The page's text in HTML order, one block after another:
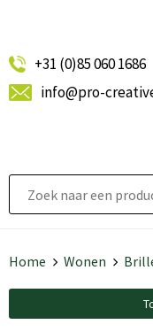
+31 (0)85 060 1686
info@pro-
Home Wonen